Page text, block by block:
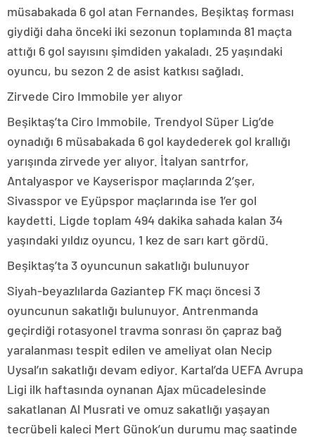
müsabakada 6 gol atan Fernandes, Beşiktaş forması
giydiği daha önceki iki sezonun toplamında 81 maçta
attığı 6 gol sayısını şimdiden yakaladı. 25 yaşındaki
oyuncu, bu sezon 2 de asist katkısı sağladı.
Zirvede Ciro Immobile yer alıyor
Beşiktaş’ta Ciro Immobile, Trendyol Süper Lig’de
oynadığı 6 müsabakada 6 gol kaydederek gol krallığı
yarışında zirvede yer alıyor. İtalyan santrfor,
Antalyaspor ve Kayserispor maçlarında 2’şer,
Sivasspor ve Eyüpspor maçlarında ise 1’er gol
kaydetti. Ligde toplam 494 dakika sahada kalan 34
yaşındaki yıldız oyuncu, 1 kez de sarı kart gördü.
Beşiktaş’ta 3 oyuncunun sakatlığı bulunuyor
Siyah-beyazlılarda Gaziantep FK maçı öncesi 3
oyuncunun sakatlığı bulunuyor. Antrenmanda
geçirdiği rotasyonel travma sonrası ön çapraz bağ
yaralanması tespit edilen ve ameliyat olan Necip
Uysal’ın sakatlığı devam ediyor. Kartal’da UEFA Avrupa
Ligi ilk haftasında oynanan Ajax mücadelesinde
sakatlanan Al Musrati ve omuz sakatlığı yaşayan
tecrübeli kaleci Mert Günok’un durumu maç saatinde